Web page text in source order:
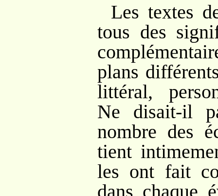
Les textes
tous des
plans
littéral,
Ne disait-il
nombre des
tient
les ont fait
dans chaque